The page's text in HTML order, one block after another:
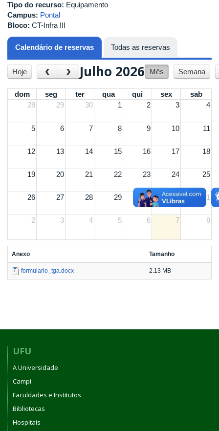
Tipo do recurso: Equipamento
Campus: Pontal
Bloco: CT-Infra III
Calendário de reservas (aba ativa)
Todas as reservas
Hoje ‹ › Julho 2026 Mês Semana
dom seg ter qua qui sex
sab
28
29 30 1 2 3 4
5 6 7 8 9 10 11
12 13 14 15 16 17 18
19 20 21 22 23 24 25
26 27 28 29 30 31 1
2 3 4 5 6 7 8
Anexo Tamanho
formulario_tga.docx 2.13 MB
UFU
A Universidade
Campi
Faculdades e Institutos
Bibliotecas
Hospitais